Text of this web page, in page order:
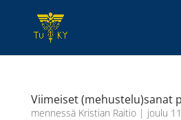
Viimeiset (mehustelu)sanat
mennessä Kristian Raitio| joulu